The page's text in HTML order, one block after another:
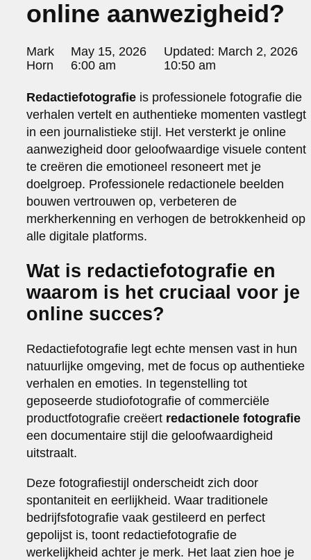
portraits 2
portraits 3
fd gazellen 2014
sanoma view 2014 – annual report
het zuiderlicht
thomas van luyn
various
parool christmas special
editorial
travel
commercial
fashion
contact
info@markhorn.nl
about
online aanwezigheid?
Posted
by:
Mark
Horn
May 15, 2026
6:00 am
Updated: March 2, 2026
10:50 am
Redactiefotografie is professionele fotografie die
verhalen vertelt en authentieke momenten vastlegt
in een journalistieke stijl. Het versterkt je online
aanwezigheid door geloofwaardige visuele content
te creëren die emotioneel resoneert met je
doelgroep. Professionele redactionele beelden
bouwen vertrouwen op, verbeteren de
merkherkenning en verhogen de betrokkenheid op
alle digitale platforms.
Wat is redactiefotografie en
waarom is het cruciaal voor je
online succes?
Redactiefotografie legt echte mensen vast in hun
natuurlijke omgeving, met de focus op authentieke
verhalen en emoties. In tegenstelling tot
geposeerde studiofotografie of commerciële
productfotografie creëert redactionele fotografie
een documentaire stijl die geloofwaardigheid
uitstraalt.
Deze fotografiestijl onderscheidt zich door
spontaniteit en eerlijkheid. Waar traditionele
bedrijfsfotografie vaak gestileerd en perfect
gepolijst is, toont redactiefotografie de
werkelijkheid achter je merk. Het laat zien hoe je